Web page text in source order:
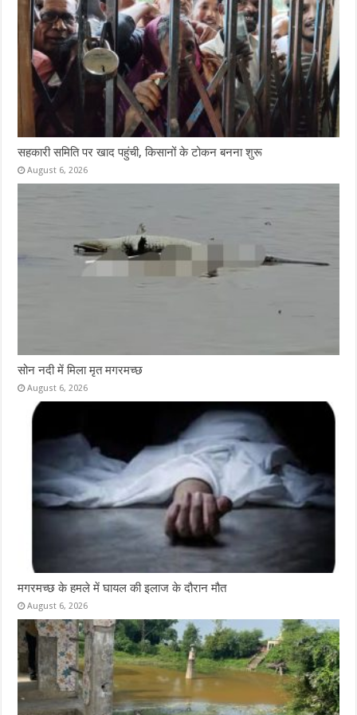
सहकारी समिति पर खाद पहुंची, किसानों के टोकन बनना शुरू
August 6, 2026
सोन नदी में मिला मृत मगरमच्छ
August 6, 2026
मगरमच्छ के हमले में घायल की इलाज के दौरान मौत
August 6, 2026